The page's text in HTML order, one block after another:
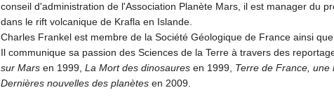
conseil d'administration de l'Association Planète Mars, il est manager du
dans le rift volcanique de Krafla en Islande.
Charles Frankel est membre de la Société Géologique de France ainsi
Il communique sa passion des Sciences de la Terre à travers des
sur Mars en 1999, La Mort des dinosaures en 1999, Terre de France, une
Dernières nouvelles des planètes en 2009.